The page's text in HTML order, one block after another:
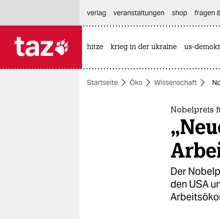
themen
verlag
veranstaltungen shop fragen
hitze krieg in der ukraine us-
Startseite Öko Wissenschaft
Nobelpreis
Der
den USA